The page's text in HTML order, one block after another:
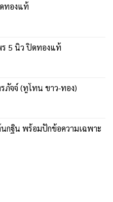
ทองแท้
5 นิ้ว ปิดทองแท้
ภัจจ์ (ทูโทน ขาว-ทอง)
กฐิน พร้อมปักข้อความเฉพาะ